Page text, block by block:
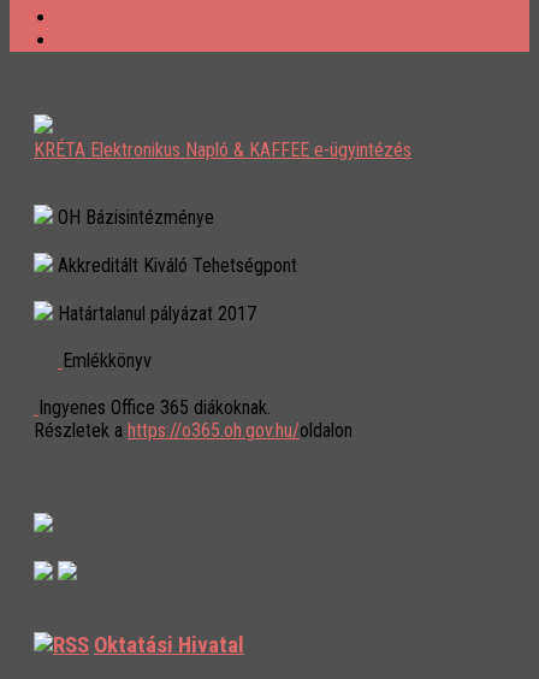
KRÉTA Elektronikus Napló & KAFFEE e-ügyintézés
OH Bázisintézménye
Akkreditált Kiváló Tehetségpont
Határtalanul pályázat 2017
Emlékkönyv
Ingyenes Office 365 diákoknak.
Részletek a https://o365.oh.gov.hu/oldalon
Oktatási Hivatal